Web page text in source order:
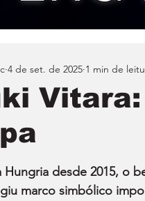
4 de set. de 2025 1 min de
NaN de 5 estrelas.
Hungria desde 2015, o
marco simbólico